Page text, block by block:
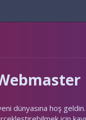
dünyasına hoş